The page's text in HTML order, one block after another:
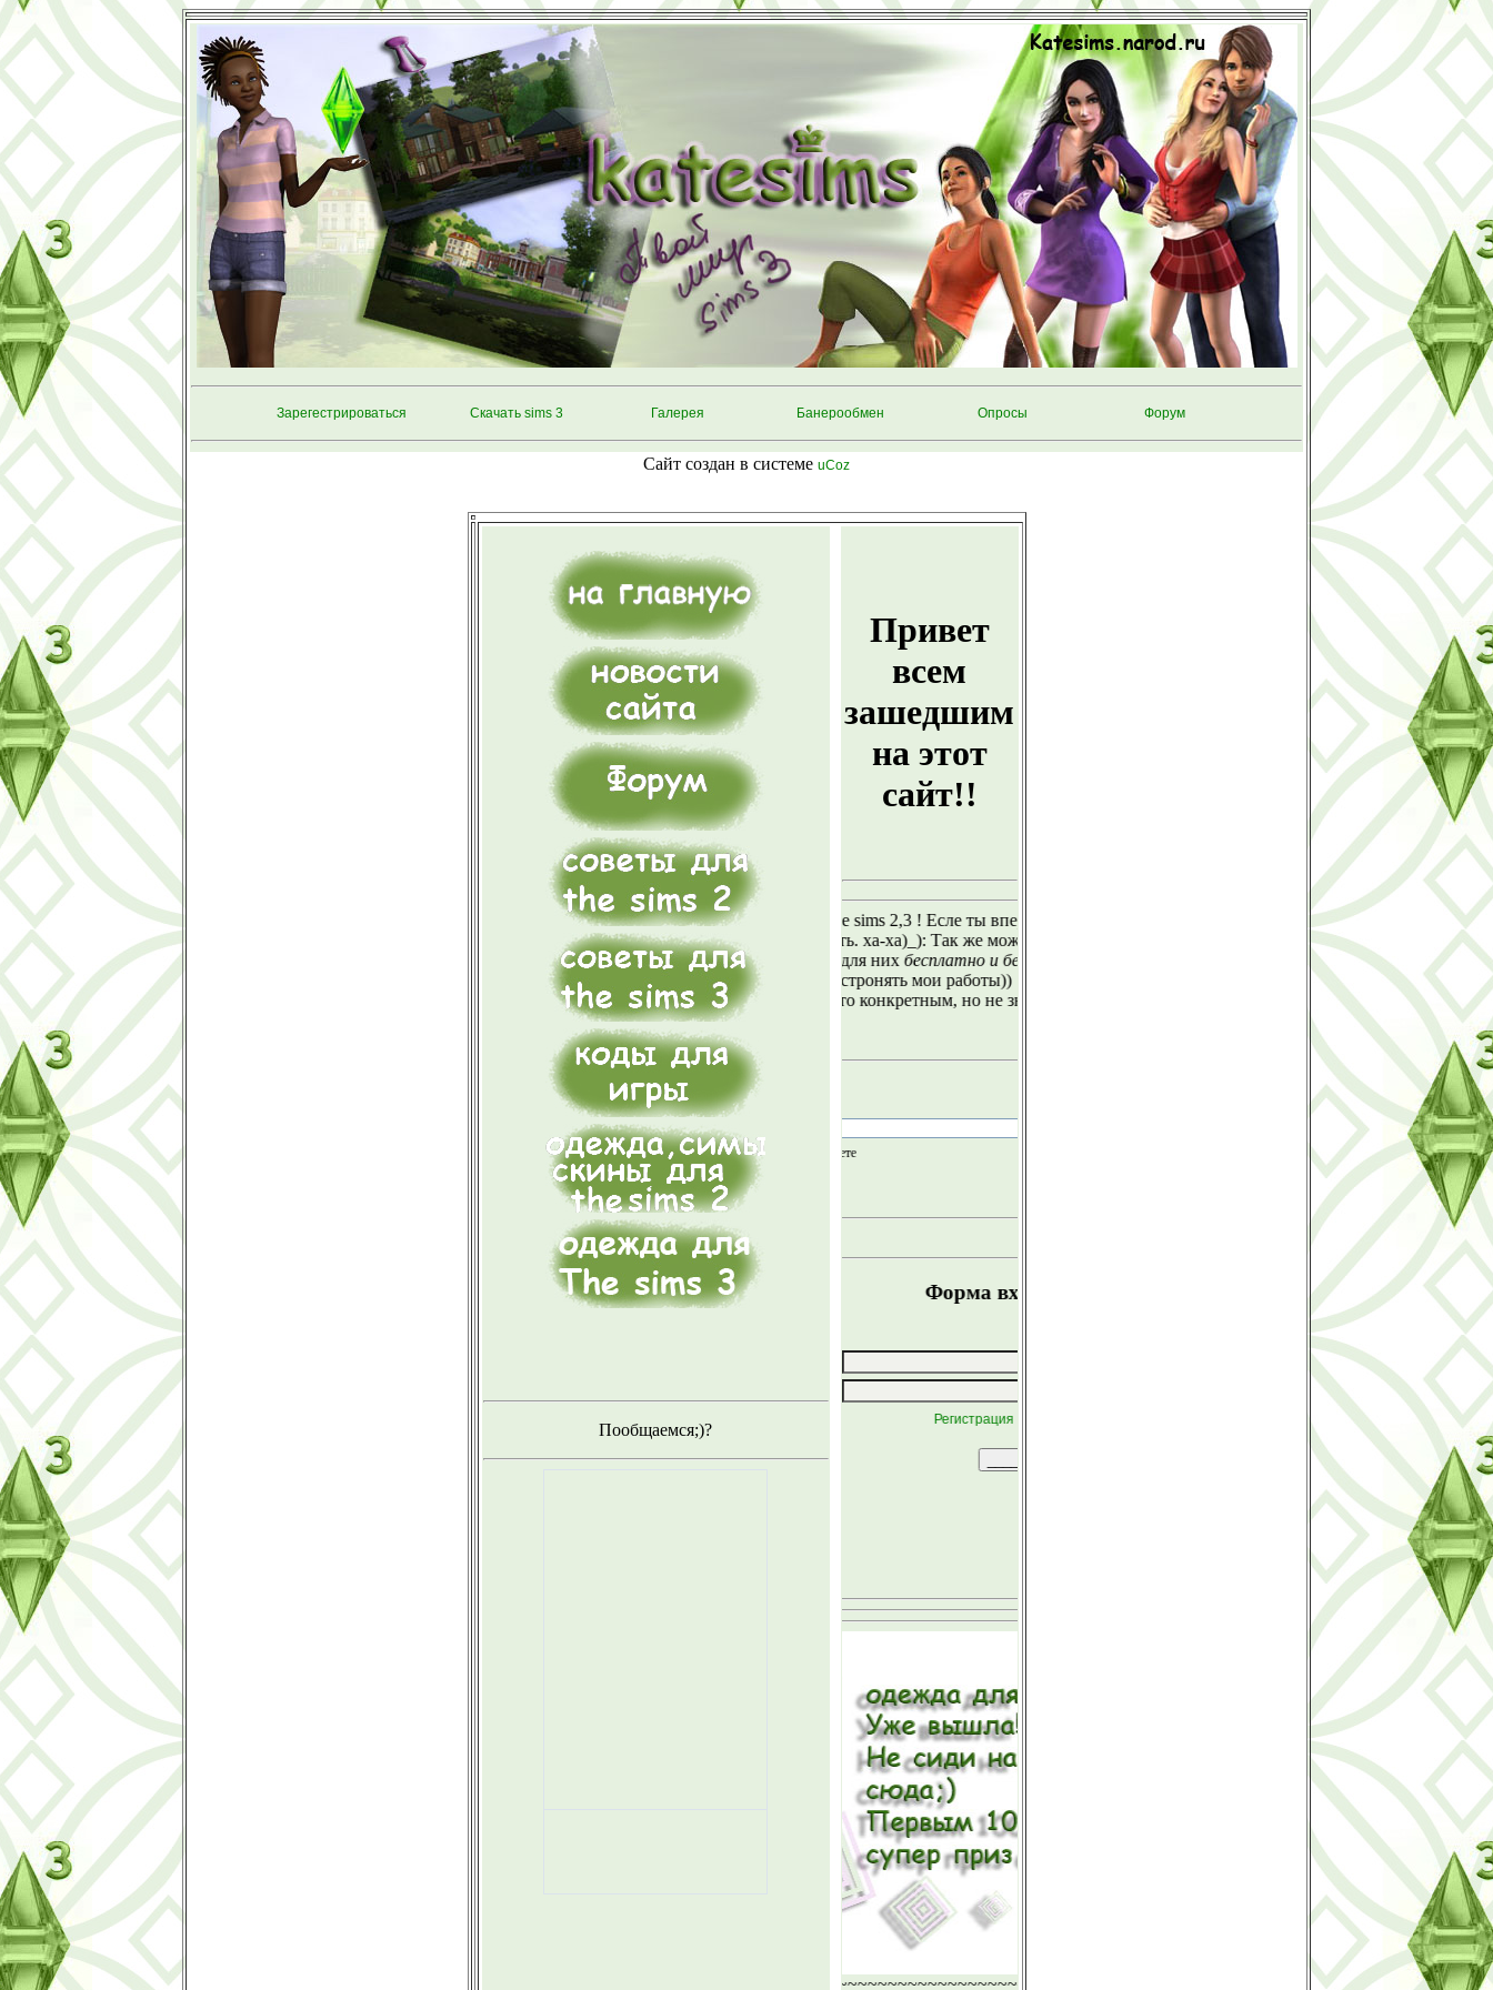
Зарегестрироваться Скачать sims 3 Галерея Банерообмен Опросы Форум
Сайт создан в системе uCoz
Пообщаемся;)?
Привет
всем
зашедшим
на этот
сайт!!
Привет всем любителям The sims 2,3 ! Есле ты впервые на моём сайте, советую зарегестрироваться!!!
Иначе форума тебе не видать. ха-ха)_): Так же можешь оставить своё мнение о сайте
Все скины, симы и одежда для них беcплатно и без регистрации
и всё же не советую распрастронять мои работы))
Для тех кто пришёл за чем то конкретным, но не знает где найти, советую воспользоваться поисковиком
по сайту (с низу)
Короче, Welcome !!!
на сайте в интернете
Или войдите
Форма входа на форум
Регистрация / забыли пароль?
~~~~~~~~~~~~~~~~~~~~~~~~~~~~~~~~~~~~~~~~~~~~~~~~~~~~~~~~~~~~~~~~~~~~~~~~~~~~~~~~